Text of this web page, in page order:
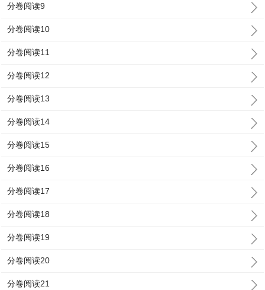
分卷阅读9
分卷阅读10
分卷阅读11
分卷阅读12
分卷阅读13
分卷阅读14
分卷阅读15
分卷阅读16
分卷阅读17
分卷阅读18
分卷阅读19
分卷阅读20
分卷阅读21